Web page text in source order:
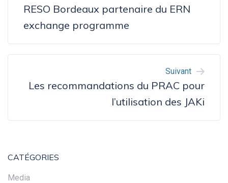
L’ARTICLE
RESO Bordeaux partenaire du ERN
exchange programme
Suivant
Les recommandations du PRAC pour
l’utilisation des JAKi
CATÉGORIES
Media